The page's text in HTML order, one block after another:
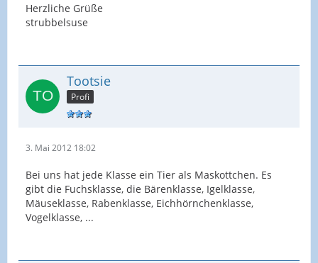
Herzliche Grüße
strubbelsuse
Tootsie
Profi
3. Mai 2012 18:02
Bei uns hat jede Klasse ein Tier als Maskottchen. Es
gibt die Fuchsklasse, die Bärenklasse, Igelklasse,
Mäuseklasse, Rabenklasse, Eichhörnchenklasse,
Vogelklasse, ...